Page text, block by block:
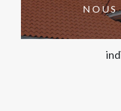
NOUS